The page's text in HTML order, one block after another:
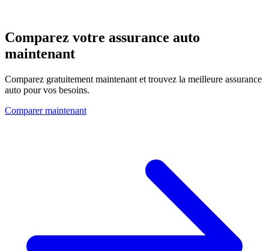
Comparez votre assurance auto
maintenant
Comparez gratuitement maintenant et trouvez la meilleure assurance
auto pour vos besoins.
Comparer maintenant